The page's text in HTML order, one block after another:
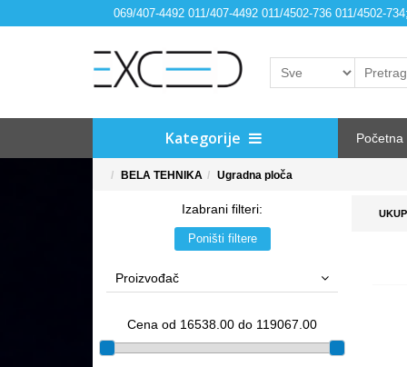
069/407-4492 011/407-4492 011/4502-736 011/4502-
Kategorije Početna
BELA TEHNIKA Ugradna ploča
Izabrani filteri:
Poništi filtere
Proizvođač
Cena od 16538.00 do 119067.00